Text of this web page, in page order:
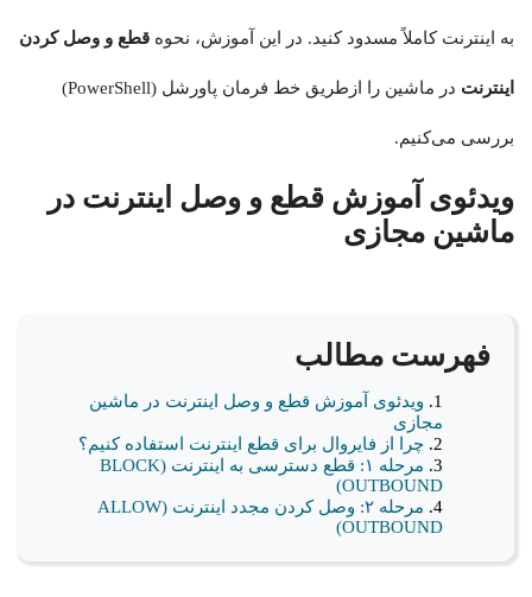
به اینترنت کاملاً مسدود کنید. در این آموزش، نحوه قطع و وصل کردن
اینترنت در ماشین را ازطریق خط فرمان پاورشل (PowerShell)
بررسی می‌کنیم.
ویدئوی آموزش قطع و وصل اینترنت در
ماشین مجازی
فهرست مطالب
ویدئوی آموزش قطع و وصل اینترنت در ماشین
مجازی
چرا از فایروال برای قطع اینترنت استفاده کنیم؟
مرحله ۱: قطع دسترسی به اینترنت (BLOCK
OUTBOUND)
مرحله ۲: وصل کردن مجدد اینترنت (ALLOW
OUTBOUND)